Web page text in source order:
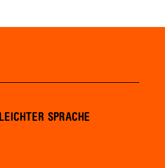
SPRACHE